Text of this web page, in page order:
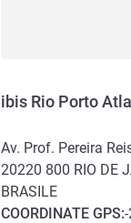
ibis Rio Porto
Av. Prof. Pereira
20220 800 RIO DE
BRASILE
COORDINATE GPS: